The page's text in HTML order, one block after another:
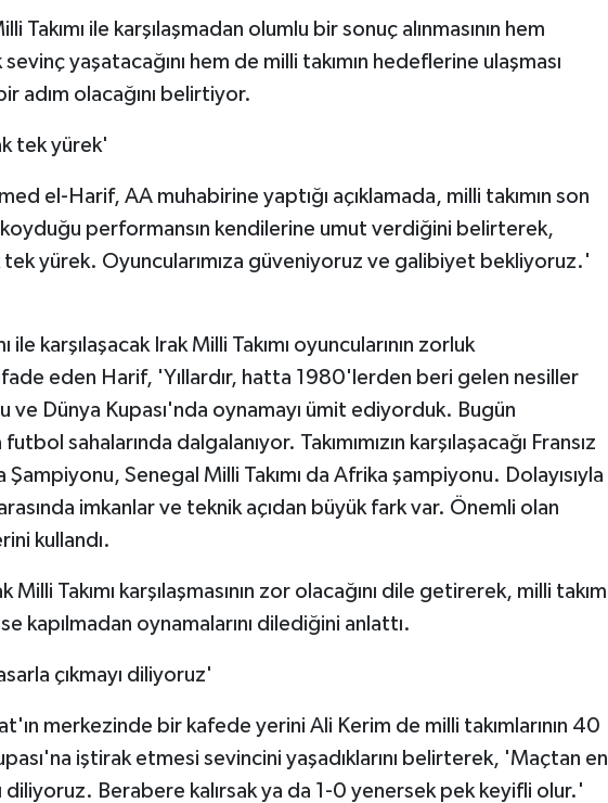
Takımı ile karşılaşmadan olumlu bir sonuç alınmasının hem
yaşatacağını hem de milli takımın hedeflerine ulaşması
adım olacağını belirtiyor.
tek yürek'
el-Harif, AA muhabirine yaptığı açıklamada, milli takımın son
performansın kendilerine umut verdiğini belirterek,
yürek. Oyuncularımıza güveniyoruz ve galibiyet bekliyoruz.'
ile karşılaşacak Irak Milli Takımı oyuncularının zorluk
eden Harif, 'Yıllardır, hatta 1980'lerden beri gelen nesiller
ve Dünya Kupası'nda oynamayı ümit ediyorduk. Bugün
sahalarında dalgalanıyor. Takımımızın karşılaşacağı Fransız
Şampiyonu, Senegal Milli Takımı da Afrika şampiyonu. Dolayısıyla
arasında imkanlar ve teknik açıdan büyük fark var. Önemli olan
kullandı.
Takımı karşılaşmasının zor olacağını dile getirerek, milli takım
kapılmadan oynamalarını dilediğini anlattı.
çıkmayı diliyoruz'
merkezinde bir kafede yerini Ali Kerim de milli takımlarının 40
iştirak etmesi sevincini yaşadıklarını belirterek, 'Maçtan en
diliyoruz. Berabere kalırsak ya da 1-0 yenersek pek keyifli olur.'